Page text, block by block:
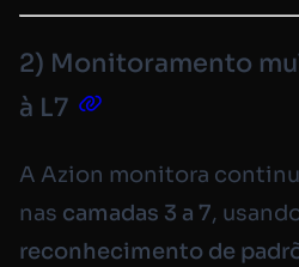
2) Monitoramento
à L7
A Azion monitora
nas camadas 3 a 7,
reconhecimento de